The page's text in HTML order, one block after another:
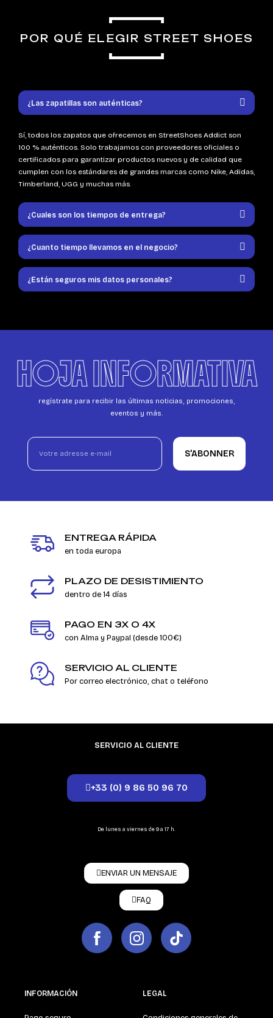
POR QUÉ ELEGIR STREET SHOES
¿Las zapatillas son auténticas?
Sí, todos los zapatos que ofrecemos en StreetShoes Addict son
100 % auténticos. Solo trabajamos con proveedores oficiales o
certificados para garantizar productos nuevos y de calidad que
cumplen con los estándares de grandes marcas como Nike, Adidas,
Timberland, UGG y muchas más.
¿Cuales son los tiempos de entrega?
¿Cuanto tiempo llevamos en el negocio?
¿Están seguros mis datos personales?
HOJA INFORMATIVA
regístrate para recibir las últimas noticias, promociones,
eventos y más.
S’ABONNER
ENTREGA RÁPIDA
en toda europa
PLAZO DE DESISTIMIENTO
dentro de 14 días
PAGO EN 3X O 4X
con Alma y Paypal (desde 100€)
SERVICIO AL CLIENTE
Por correo electrónico, chat o teléfono
SERVICIO AL CLIENTE
+33 (0) 9 86 50 96 70
De lunes a viernes de 9 a 17 h.
ENVIAR UN MENSAJE
FAQ
INFORMACIÓN LEGAL